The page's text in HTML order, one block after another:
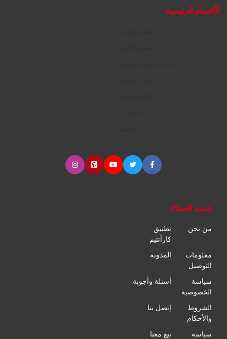
الأقسام الرئيسية
خدمة العملاء
من نحن
تطبيق
كارأنتيم
معلومات
التوصيل
المدونة
سياسة
الخصوصية
أسئلة وأجوبة
الشروط
والأحكام
إتصل بنا
سياسة بيع معنا